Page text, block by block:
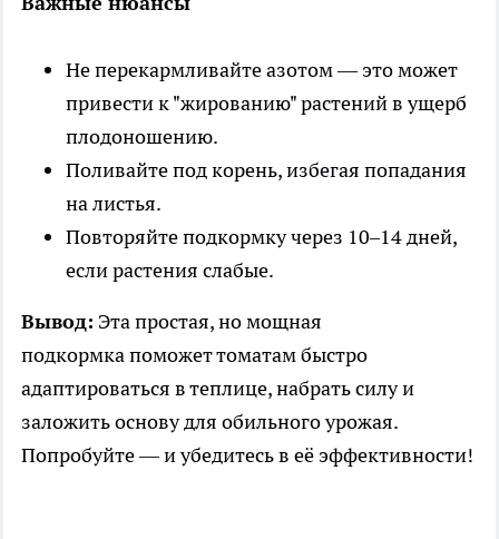
Не перекармливайте азотом — это может
привести к "жированию" растений в ущерб
плодоношению.
Поливайте под корень, избегая попадания
на листья.
Повторяйте подкормку через 10–14 дней,
если растения слабые.
Вывод: Эта простая, но мощная
подкормка поможет томатам быстро
адаптироваться в теплице, набрать силу и
заложить основу для обильного урожая.
Попробуйте — и убедитесь в её эффективности!